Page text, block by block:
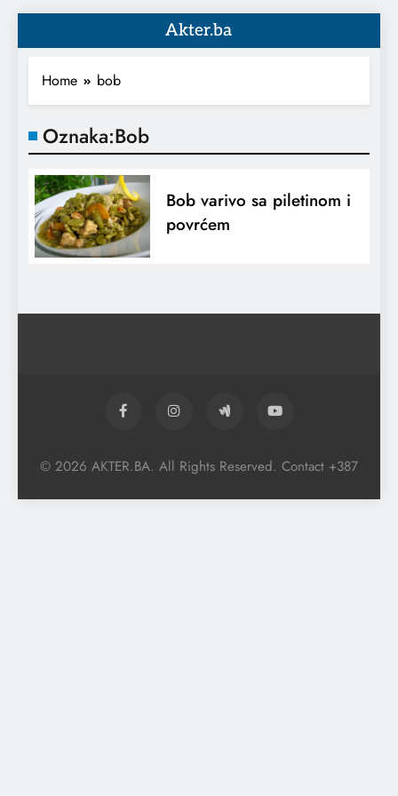
Akter.ba
Home bob
Oznaka:Bob
Bob varivo sa piletinom i
povrćem
© 2026 AKTER.BA. All Rights Reserved. Contact +387